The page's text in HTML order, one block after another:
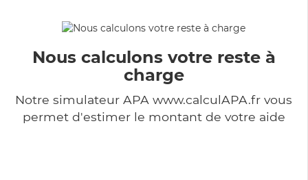
Nous calculons votre reste à
charge
Notre simulateur APA www.calculAPA.fr vous
permet d'estimer le montant de votre aide